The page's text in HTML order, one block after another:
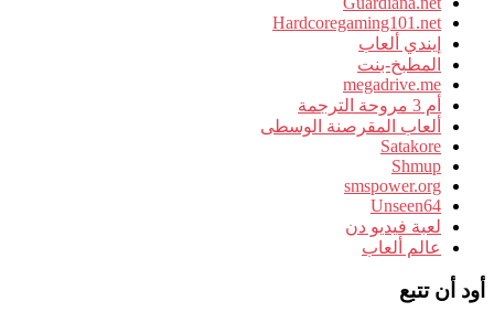
Hardcoregaming101.net
إيندي ألعاب
المطبخ-بنت
megadrive.me
أم 3 مروحة الترجمة
ألعاب المقرصنة الوسطى
Satakore
Shmup
smspower.org
Unseen64
لعبة فيديو دن
عالم ألعاب
أود أن تتبع